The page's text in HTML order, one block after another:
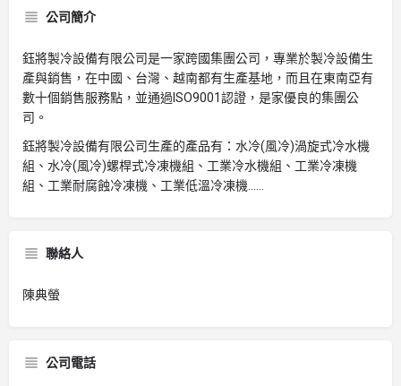
公司簡介
鈺將製冷設備有限公司是一家跨國集團公司，專業於製冷設備生
產與銷售，在中國、台灣、越南都有生產基地，而且在東南亞有
數十個銷售服務點，並通過ISO9001認證，是家優良的集團公
司。
鈺將製冷設備有限公司生產的產品有：水冷(風冷)渦旋式冷水機
組、水冷(風冷)螺桿式冷凍機組、工業冷水機組、工業冷凍機
組、工業耐腐蝕冷凍機、工業低溫冷凍機……
聯絡人
陳典螢
公司電話